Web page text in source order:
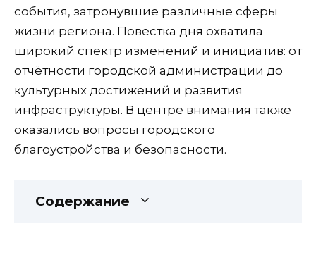
события, затронувшие различные сферы
жизни региона. Повестка дня охватила
широкий спектр изменений и инициатив: от
отчётности городской администрации до
культурных достижений и развития
инфраструктуры. В центре внимания также
оказались вопросы городского
благоустройства и безопасности.
Содержание